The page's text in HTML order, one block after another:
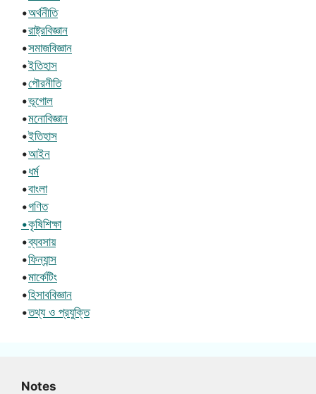
•অর্থনীতি
•রাষ্ট্রবিজ্ঞান
•সমাজবিজ্ঞান
•ইতিহাস
•পৌরনীতি
•ভূগোল
•মনোবিজ্ঞান
•ইতিহাস
•আইন
•ধর্ম
•বাংলা
•গণিত
•কৃষিশিক্ষা
•ব্যবসায়
•ফিন্যান্স
•মার্কেটিং
•হিসাববিজ্ঞান
•তথ্য ও প্রযুক্তি
Notes